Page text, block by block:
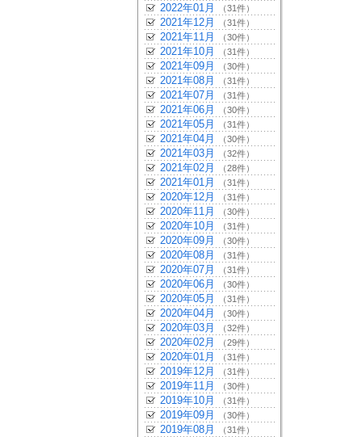
2022年01月 （31件）
2021年12月 （31件）
2021年11月 （30件）
2021年10月 （31件）
2021年09月 （30件）
2021年08月 （31件）
2021年07月 （31件）
2021年06月 （30件）
2021年05月 （31件）
2021年04月 （30件）
2021年03月 （32件）
2021年02月 （28件）
2021年01月 （31件）
2020年12月 （31件）
2020年11月 （30件）
2020年10月 （31件）
2020年09月 （30件）
2020年08月 （31件）
2020年07月 （31件）
2020年06月 （30件）
2020年05月 （31件）
2020年04月 （30件）
2020年03月 （32件）
2020年02月 （29件）
2020年01月 （31件）
2019年12月 （31件）
2019年11月 （30件）
2019年10月 （31件）
2019年09月 （30件）
2019年08月 （31件）